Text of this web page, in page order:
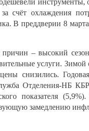
счёт охлаждения
В преддверии 8
– высокий
услуги.
снизились.
служба Отделения-НБ
показателя
замедлению